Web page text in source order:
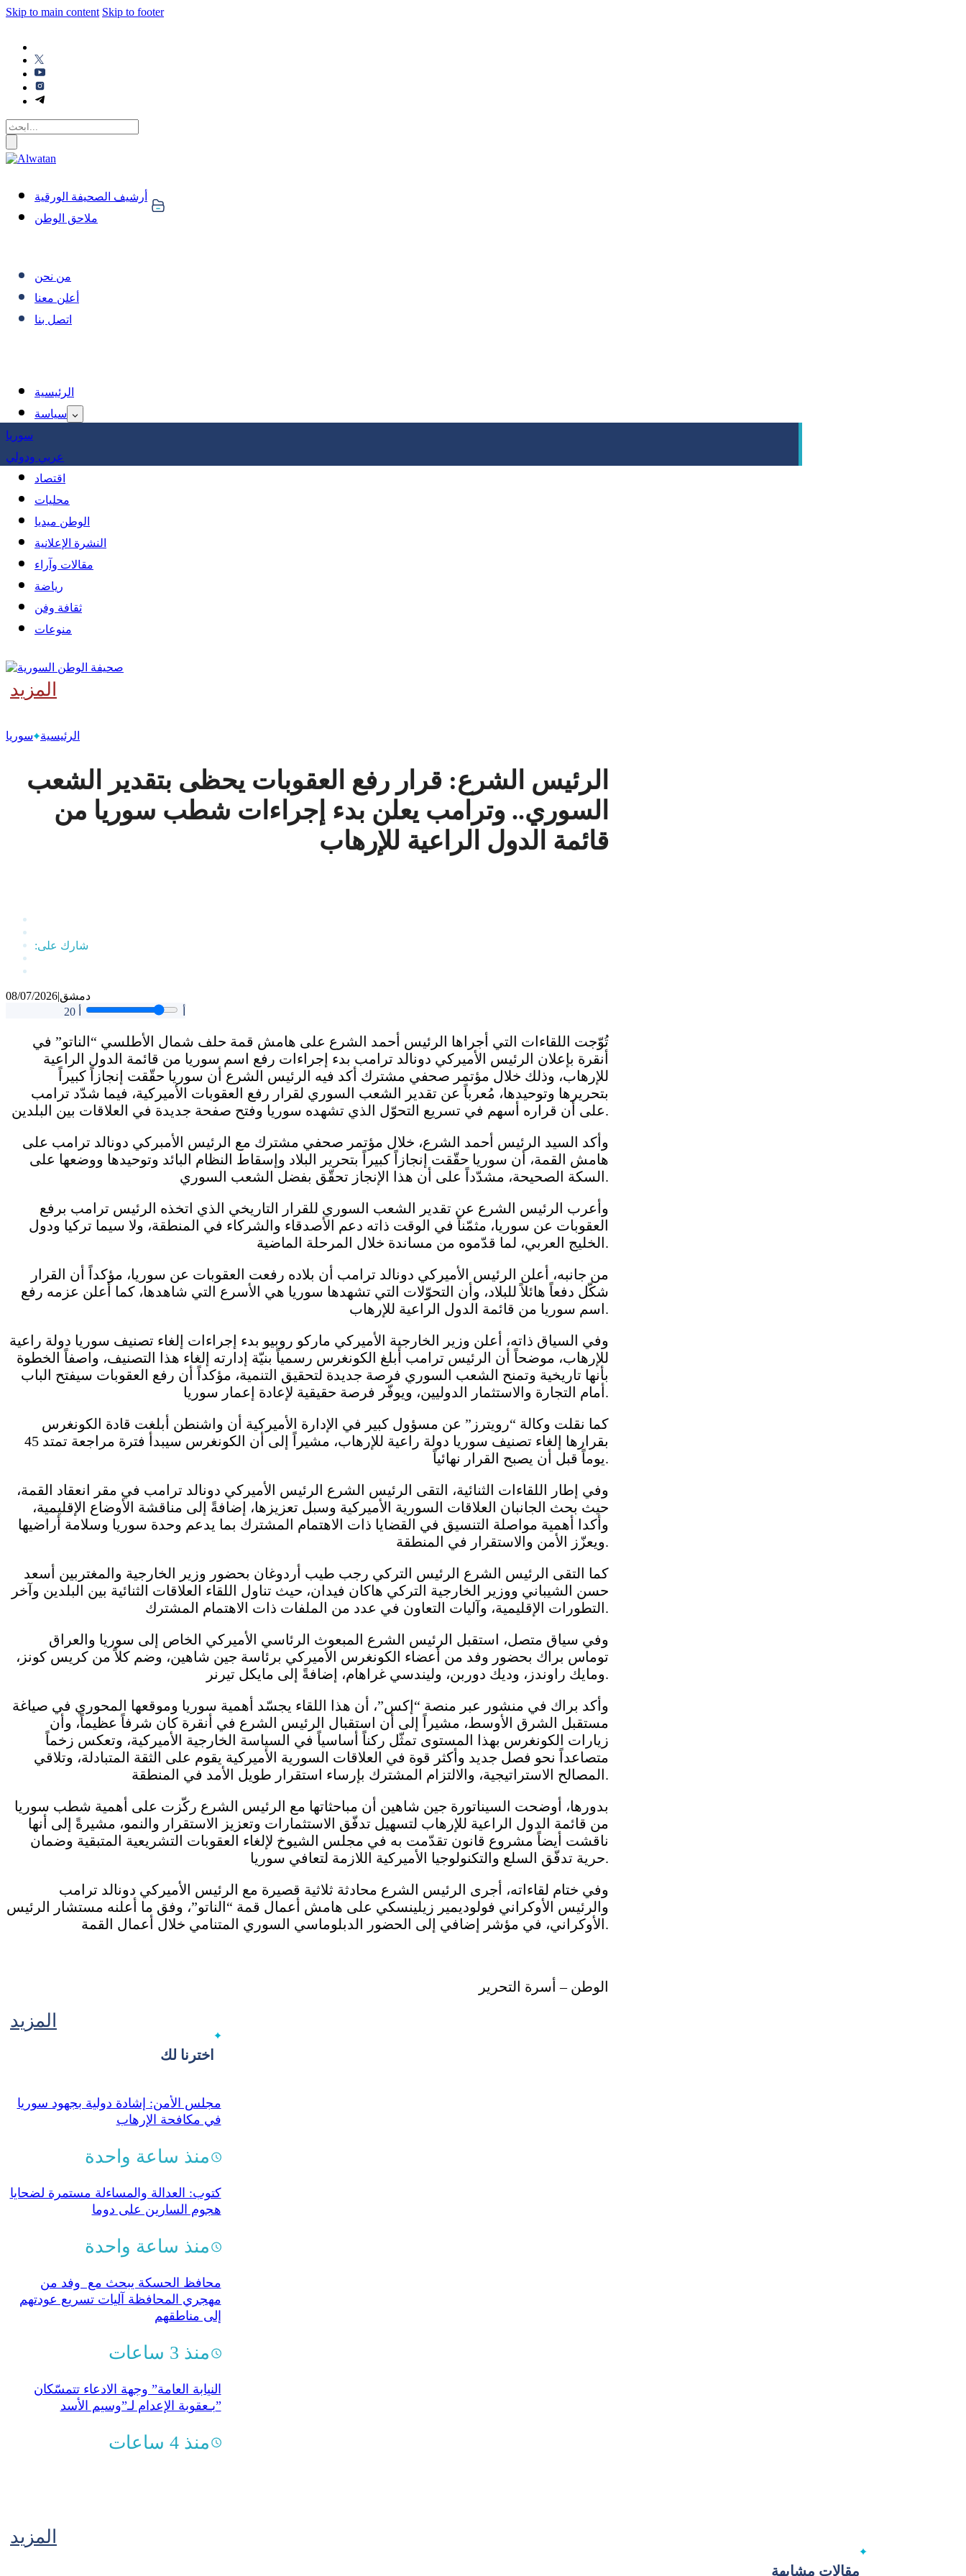
Skip to main content Skip to footer
أرشيف الصحيفة الورقية
ملاحق الوطن
من نحن
أعلن معنا
اتصل بنا
الرئيسية
سياسة
سوريا
عربي ودولي
اقتصاد
محليات
الوطن ميديا
النشرة الإعلانية
مقالات وآراء
رياضة
ثقافة وفن
منوعات
المزيد
الأخبار:‬
الرئيسية سوريا
الرئيس الشرع: قرار رفع العقوبات يحظى بتقدير الشعب
السوري.. وترامب يعلن بدء إجراءات شطب سوريا من
قائمة الدول الراعية للإرهاب
08/07/2026|دمشق
20
تُوّجت اللقاءات التي أجراها الرئيس أحمد الشرع على هامش قمة حلف شمال الأطلسي “الناتو” في
أنقرة بإعلان الرئيس الأميركي دونالد ترامب بدء إجراءات رفع اسم سوريا من قائمة الدول الراعية
للإرهاب، وذلك خلال مؤتمر صحفي مشترك أكد فيه الرئيس الشرع أن سوريا حقّقت إنجازاً كبيراً
بتحريرها وتوحيدها، مُعرباً عن تقدير الشعب السوري لقرار رفع العقوبات الأميركية، فيما شدّد ترامب
على أن قراره أسهم في تسريع التحوّل الذي تشهده سوريا وفتح صفحة جديدة في العلاقات بين البلدين.
وأكد السيد الرئيس أحمد الشرع، خلال مؤتمر صحفي مشترك مع الرئيس الأمبركي دونالد ترامب على
هامش القمة، أن سوريا حقّقت إنجازاً كبيراً بتحرير البلاد وإسقاط النظام البائد وتوحيدها ووضعها على
السكة الصحيحة، مشدّداً على أن هذا الإنجاز تحقّق بفضل الشعب السوري.
وأعرب الرئيس الشرع عن تقدير الشعب السوري للقرار التاريخي الذي اتخذه الرئيس ترامب برفع
العقوبات عن سوريا، مثمّناً في الوقت ذاته دعم الأصدقاء والشركاء في المنطقة، ولا سيما تركيا ودول
الخليج العربي، لما قدّموه من مساندة خلال المرحلة الماضية.
من جانبه، أعلن الرئيس الأميركي دونالد ترامب أن بلاده رفعت العقوبات عن سوريا، مؤكداً أن القرار
شكّل دفعاً هائلاً للبلاد، وأن التحوّلات التي تشهدها سوريا هي الأسرع التي شاهدها، كما أعلن عزمه رفع
اسم سوريا من قائمة الدول الراعية للإرهاب.
وفي السياق ذاته، أعلن وزير الخارجية الأميركي ماركو روبيو بدء إجراءات إلغاء تصنيف سوريا دولة راعية
للإرهاب، موضحاً أن الرئيس ترامب أبلغ الكونغرس رسمياً بنيّة إدارته إلغاء هذا التصنيف، واصفاً الخطوة
بأنها تاريخية وتمنح الشعب السوري فرصة جديدة لتحقيق التنمية، مؤكداً أن رفع العقوبات سيفتح الباب
أمام التجارة والاستثمار الدوليين، ويوفّر فرصة حقيقية لإعادة إعمار سوريا.
كما نقلت وكالة “رويترز” عن مسؤول كبير في الإدارة الأميركية أن واشنطن أبلغت قادة الكونغرس
بقرارها إلغاء تصنيف سوريا دولة راعية للإرهاب، مشيراً إلى أن الكونغرس سيبدأ فترة مراجعة تمتد 45
يوماً قبل أن يصبح القرار نهائياً.
وفي إطار اللقاءات الثنائية، التقى الرئيس الشرع الرئيس الأميركي دونالد ترامب في مقر انعقاد القمة،
حيث بحث الجانبان العلاقات السورية الأميركية وسبل تعزيزها، إضافةً إلى مناقشة الأوضاع الإقليمية،
وأكدا أهمية مواصلة التنسيق في القضايا ذات الاهتمام المشترك بما يدعم وحدة سوريا وسلامة أراضيها
ويعزّز الأمن والاستقرار في المنطقة.
كما التقى الرئيس الشرع الرئيس التركي رجب طيب أردوغان بحضور وزير الخارجية والمغتربين أسعد
حسن الشيباني ووزير الخارجية التركي هاكان فيدان، حيث تناول اللقاء العلاقات الثنائية بين البلدين وآخر
التطورات الإقليمية، وآليات التعاون في عدد من الملفات ذات الاهتمام المشترك.
وفي سياق متصل، استقبل الرئيس الشرع المبعوث الرئاسي الأميركي الخاص إلى سوريا والعراق
توماس براك بحضور وفد من أعضاء الكونغرس الأميركي برئاسة جين شاهين، وضم كلاً من كريس كونز،
ومايك راوندز، وديك دوربن، وليندسي غراهام، إضافةً إلى مايكل تيرنر.
وأكد براك في منشور عبر منصة “إكس”، أن هذا اللقاء يجسّد أهمية سوريا وموقعها المحوري في صياغة
مستقبل الشرق الأوسط، مشيراً إلى أن استقبال الرئيس الشرع في أنقرة كان شرفاً عظيماً، وأن
زيارات الكونغرس بهذا المستوى تمثّل ركناً أساسياً في السياسة الخارجية الأميركية، وتعكس زخماً
متصاعداً نحو فصل جديد وأكثر قوة في العلاقات السورية الأميركية يقوم على الثقة المتبادلة، وتلاقي
المصالح الاستراتيجية، والالتزام المشترك بإرساء استقرار طويل الأمد في المنطقة.
بدورها، أوضحت السيناتورة جين شاهين أن مباحثاتها مع الرئيس الشرع ركّزت على أهمية شطب سوريا
من قائمة الدول الراعية للإرهاب لتسهيل تدفّق الاستثمارات وتعزيز الاستقرار والنمو، مشيرةً إلى أنها
ناقشت أيضاً مشروع قانون تقدّمت به في مجلس الشيوخ لإلغاء العقوبات التشريعية المتبقية وضمان
حرية تدفّق السلع والتكنولوجيا الأميركية اللازمة لتعافي سوريا.
وفي ختام لقاءاته، أجرى الرئيس الشرع محادثة ثلاثية قصيرة مع الرئيس الأميركي دونالد ترامب
والرئيس الأوكراني فولوديمير زيلينسكي على هامش أعمال قمة “الناتو”، وفق ما أعلنه مستشار الرئيس
الأوكراني، في مؤشر إضافي إلى الحضور الدبلوماسي السوري المتنامي خلال أعمال القمة.
الوطن – أسرة التحرير
المزيد
اخترنا لك
مجلس الأمن: إشادة دولية بجهود سوريا
في مكافحة الإرهاب
منذ ساعة واحدة
كتوب: العدالة والمساءلة مستمرة لضحايا
هجوم السارين على دوما
منذ ساعة واحدة
محافظ الحسكة يبحث مع وفد من
مهجري المحافظة آليات تسريع عودتهم
إلى مناطقهم
منذ 3 ساعات
النيابة العامة” وجهة الادعاء تتمسّكان
بـعقوبة الإعدام لـ”وسيم الأسد”
منذ 4 ساعات
المزيد
مقالات مشابهة